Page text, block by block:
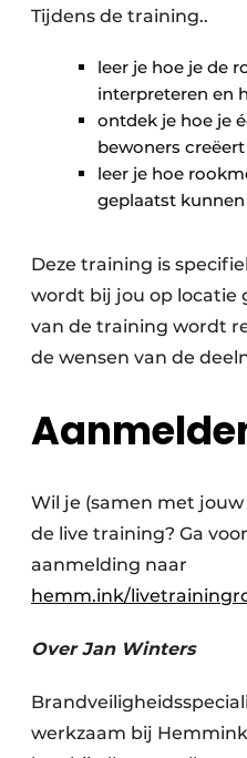
Tijdens de training..
leer je hoe je de
interpreteren en
ontdek je hoe je
bewoners creëert
leer je hoe
geplaatst
Deze training is
wordt bij jou op locatie
van de training wordt
de wensen van de
Wil je (samen met
de live training? Ga
aanmelding naar
hemm.ink/
Over Jan Winters
werkzaam bij